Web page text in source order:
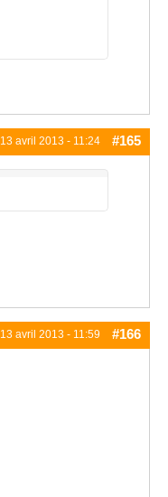
13 avril 2013 - 11:24 #165
13 avril 2013 - 11:59 #166